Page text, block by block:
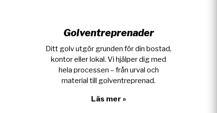
Golventreprenader
Ditt golv utgör grunden för din bostad,
kontor eller lokal. Vi hjälper dig med
hela processen – från urval och
material till golventreprenad.
Läs mer »